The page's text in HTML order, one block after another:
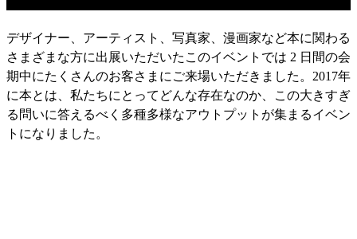
デザイナー、アーティスト、写真家、漫画家など本に関わる
さまざまな方に出展いただいたこのイベントでは 2 日間の会
期中にたくさんのお客さまにご来場いただきました。2017年
に本とは、私たちにとってどんな存在なのか、この大きすぎ
る問いに答えるべく多種多様なアウトプットが集まるイベン
トになりました。